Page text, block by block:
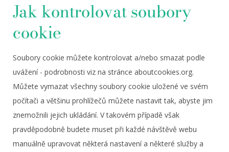
Jak kontrolovat soubory
cookie
Soubory cookie můžete kontrolovat a/nebo smazat podle
uvážení - podrobnosti viz na stránce aboutcookies.org.
Můžete vymazat všechny soubory cookie uložené ve svém
počítači a většinu prohlížečů můžete nastavit tak, abyste jim
znemožnili jejich ukládání. V takovém případě však
pravděpodobně budete muset při každé návštěvě webu
manuálně upravovat některá nastavení a některé služby a